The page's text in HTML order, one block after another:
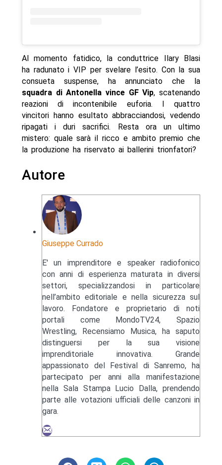
Al momento fatidico, la conduttrice Ilary Blasi
ha radunato i VIP per svelare l’esito. Con la sua
consueta suspense, ha annunciato che la
squadra di Antonella vince GF Vip, scatenando
reazioni di incontenibile euforia. I quattro
vincitori hanno esultato abbracciandosi, vedendo
ripagati i duri sacrifici. Resta ora un ultimo
mistero: quale sarà il ricco e ambito premio che
la produzione ha riservato ai ballerini trionfatori?
Autore
Giuseppe Currado
E' un imprenditore e speaker radiofonico
con anni di esperienza maturata in diversi
settori, specializzandosi in particolare
nell’ambito editoriale e nella sicurezza sul
lavoro. Fondatore e proprietario di noti
portali come MondoTV24, Spazio
Wrestling, Recensiamo Musica, ha saputo
distinguersi per la sua visione
imprenditoriale innovativa. Grande
appassionato del Festival di Sanremo, ha
partecipato per anni alla manifestazione
nella Sala Stampa Lucio Dalla, prendendo
parte alle votazioni ufficiali delle canzoni in
gara.